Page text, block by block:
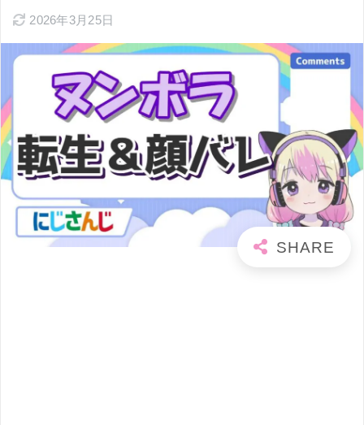
2026年3月25日